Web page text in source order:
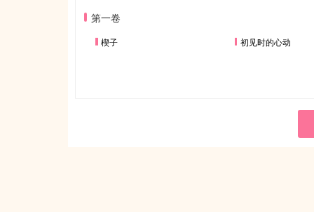
第一卷
楔子 初见时的心动